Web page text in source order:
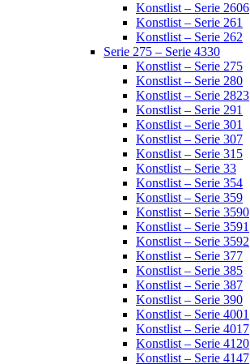
Konstlist – Serie 2606
Konstlist – Serie 261
Konstlist – Serie 262
Serie 275 – Serie 4330
Konstlist – Serie 275
Konstlist – Serie 280
Konstlist – Serie 2823
Konstlist – Serie 291
Konstlist – Serie 301
Konstlist – Serie 307
Konstlist – Serie 315
Konstlist – Serie 33
Konstlist – Serie 354
Konstlist – Serie 359
Konstlist – Serie 3590
Konstlist – Serie 3591
Konstlist – Serie 3592
Konstlist – Serie 377
Konstlist – Serie 385
Konstlist – Serie 387
Konstlist – Serie 390
Konstlist – Serie 4001
Konstlist – Serie 4017
Konstlist – Serie 4120
Konstlist – Serie 4147